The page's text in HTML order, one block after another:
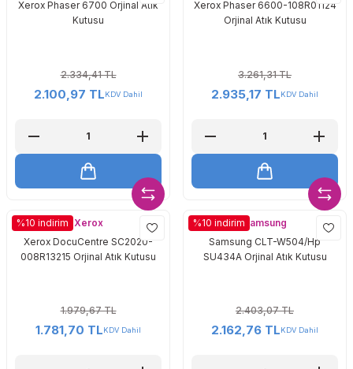
Xerox Phaser 6700 Orjinal Atık
Kutusu
2.334,41 TL
2.100,97 TLKDV Dahil
Xerox Phaser 6600-108R01124
Orjinal Atık Kutusu
3.261,31 TL
2.935,17 TLKDV Dahil
%10 indirim Xerox
Xerox DocuCentre SC2020-
008R13215 Orjinal Atık Kutusu
1.979,67 TL
1.781,70 TLKDV Dahil
%10 indirimSamsung
Samsung CLT-W504/Hp
SU434A Orjinal Atık Kutusu
2.403,07 TL
2.162,76 TLKDV Dahil